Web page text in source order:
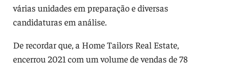
várias unidades em preparação e diversas
candidaturas em análise.
De recordar que, a Home Tailors Real Estate,
encerrou 2021 com um volume de vendas de 78